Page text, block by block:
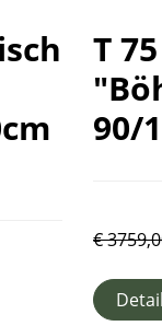
T
90/
€